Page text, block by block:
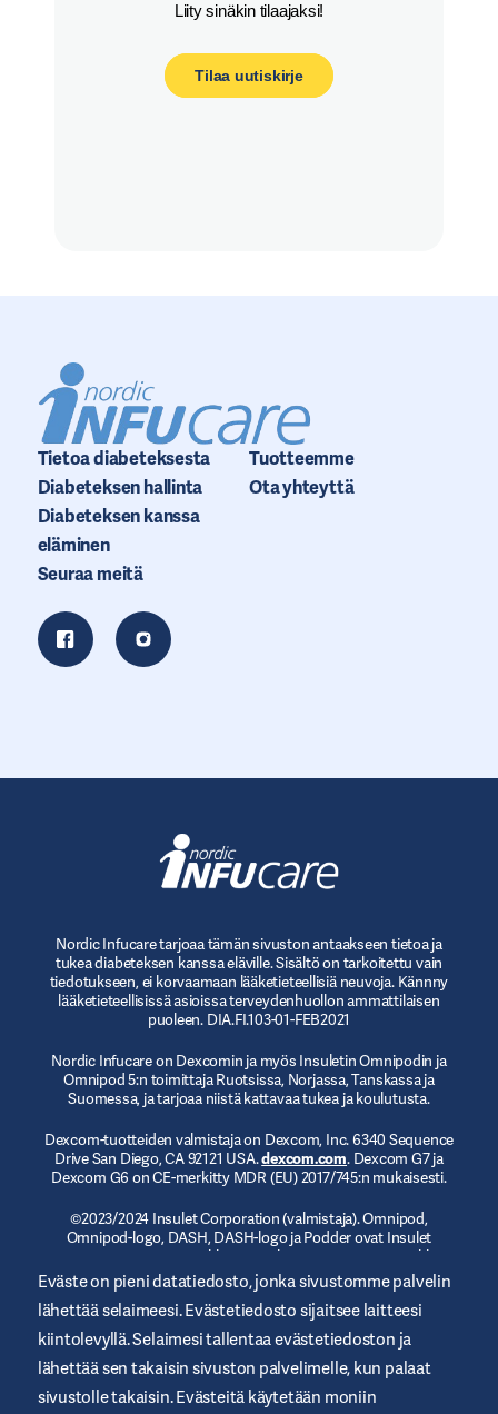
Liity sinäkin tilaajaksi!
Tilaa uutiskirje
Tietoa diabeteksesta
Diabeteksen hallinta
Diabeteksen kanssa
eläminen
Tuotteemme
Ota yhteyttä
Seuraa meitä
Nordic Infucare tarjoaa tämän sivuston antaakseen tietoa ja
tukea diabeteksen kanssa eläville. Sisältö on tarkoitettu vain
tiedotukseen, ei korvaamaan lääketieteellisiä neuvoja. Kännny
lääketieteellisissä asioissa terveydenhuollon ammattilaisen
puoleen. DIA.FI.103-01-FEB2021
Nordic Infucare on Dexcomin ja myös Insuletin Omnipodin ja
Omnipod 5:n toimittaja Ruotsissa, Norjassa, Tanskassa ja
Suomessa, ja tarjoaa niistä kattavaa tukea ja koulutusta.
Dexcom-tuotteiden valmistaja on Dexcom, Inc. 6340 Sequence
Drive San Diego, CA 92121 USA.dexcom.com. Dexcom G7 ja
Dexcom G6 on CE-merkitty MDR (EU) 2017/745:n mukaisesti.
©2023/2024 Insulet Corporation (valmistaja). Omnipod,
Omnipod-logo, DASH, DASH-logo ja Podder ovat Insulet
Corporationin tavaramerkkejä tai rekisteröityjä tavaramerkkejä
Yhdysvalloissa tai muilla lainkäyttöalueilla.myomnipod.com.
Omnipod DASH ja Omnipod 5 on CE-merkitty MDR (EU)
2017/745:n mukaisesti.
Eväste on pieni datatiedosto, jonka sivustomme palvelin
lähettää selaimeesi. Evästetiedosto sijaitsee laitteesi
kiintolevyllä. Selaimesi tallentaa evästetiedoston ja
lähettää sen takaisin sivuston palvelimelle, kun palaat
sivustolle takaisin. Evästeitä käytetään moniin